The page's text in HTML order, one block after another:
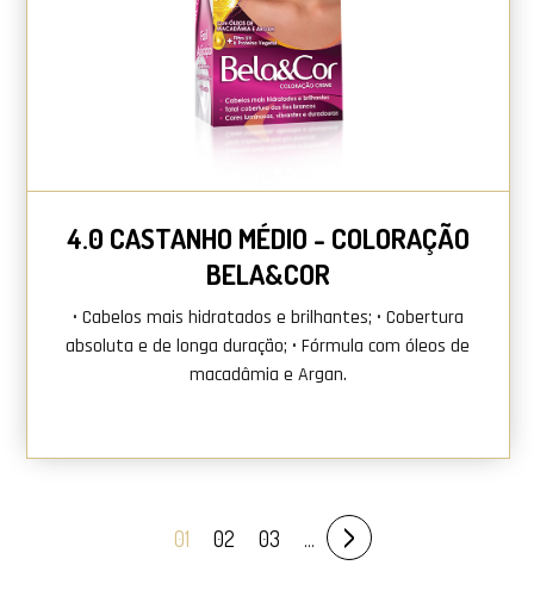
4.0 CASTANHO MÉDIO - COLORAÇÃO
BELA&COR
• Cabelos mais hidratados e brilhantes; • Cobertura
absoluta e de longa duração; • Fórmula com óleos de
macadâmia e Argan.
01 02 03 ... ›